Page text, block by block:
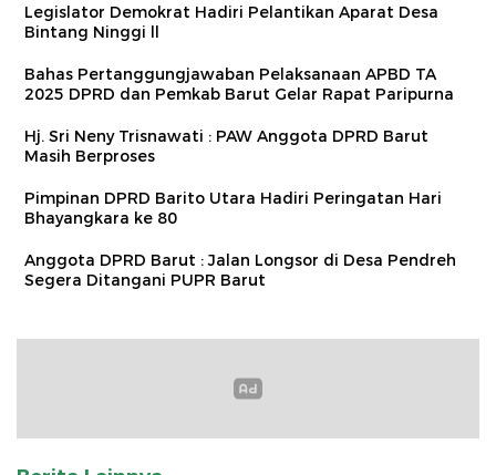
Legislator Demokrat Hadiri Pelantikan Aparat Desa
Bintang Ninggi ll
Bahas Pertanggungjawaban Pelaksanaan APBD TA
2025 DPRD dan Pemkab Barut Gelar Rapat Paripurna
Hj. Sri Neny Trisnawati : PAW Anggota DPRD Barut
Masih Berproses
Pimpinan DPRD Barito Utara Hadiri Peringatan Hari
Bhayangkara ke 80
Anggota DPRD Barut : Jalan Longsor di Desa Pendreh
Segera Ditangani PUPR Barut